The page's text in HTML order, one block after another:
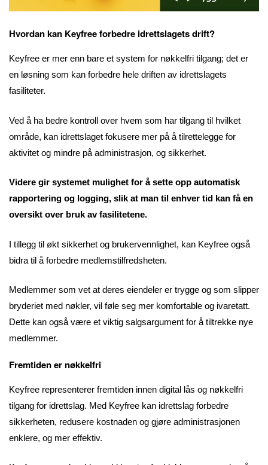
Hvordan kan Keyfree forbedre idrettslagets drift?
Keyfree er mer enn bare et system for nøkkelfri tilgang; det er
en løsning som kan forbedre hele driften av idrettslagets
fasiliteter.
Ved å ha bedre kontroll over hvem som har tilgang til hvilket
område, kan idrettslaget fokusere mer på å tilrettelegge for
aktivitet og mindre på administrasjon, og sikkerhet.
Videre gir systemet mulighet for å sette opp automatisk
rapportering og logging, slik at man til enhver tid kan få en
oversikt over bruk av fasilitetene.
I tillegg til økt sikkerhet og brukervennlighet, kan Keyfree også
bidra til å forbedre medlemstilfredsheten.
Medlemmer som vet at deres eiendeler er trygge og som slipper
bryderiet med nøkler, vil føle seg mer komfortable og ivaretatt.
Dette kan også være et viktig salgsargument for å tiltrekke nye
medlemmer.
Fremtiden er nøkkelfri
Keyfree representerer fremtiden innen digital lås og nøkkelfri
tilgang for idrettslag. Med Keyfree kan idrettslag forbedre
sikkerheten, redusere kostnaden og gjøre administrasjonen
enklere, og mer effektiv.